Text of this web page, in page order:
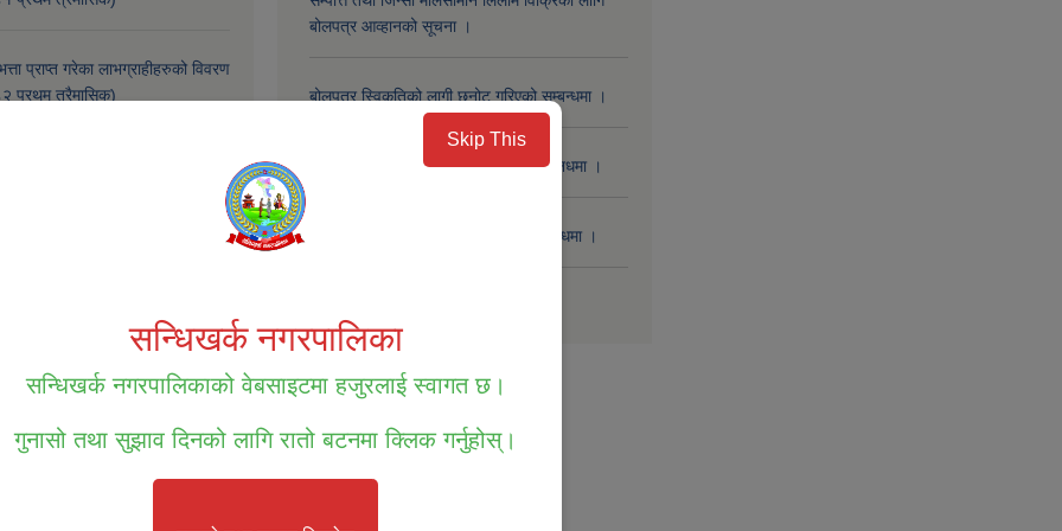
प्राप्त गरेका लाभग्राहीहरुको विवरण
प्रथम त्रैमासिक)
वितरणको अन्तिम त्रैमासिक
परियोजना
बोलपत्र आव्हानको सूचना ।
बोलपत्र स्विकृतिको लागी छनोट गरिएको सम्बन्धमा ।
बोलपत्र स्विकृतिको लागि छनौट भएको सम्बनधमा ।
बोलपत्र स्वीकृतिको लागि छनौट भएको सम्बन्धमा ।
Skip This
सन्धिखर्क नगरपालिका
सन्धिखर्क नगरपालिकाको वेबसाइटमा हजुरलाई स्वागत छ।
गुनासो तथा सुझाव दिनको लागि रातो बटनमा क्लिक गर्नुहोस्।